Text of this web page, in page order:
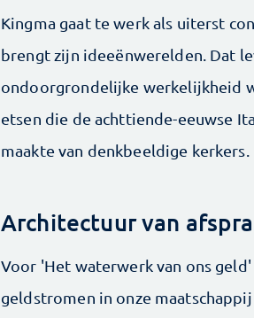
Kingma gaat te werk als uiterst
brengt zijn ideeënwerelden. Dat
ondoorgrondelijke werkelijkheid
etsen die de achttiende-eeuwse
maakte van denkbeeldige kerkers.
Architectuur van
Voor 'Het waterwerk van ons
geldstromen in onze